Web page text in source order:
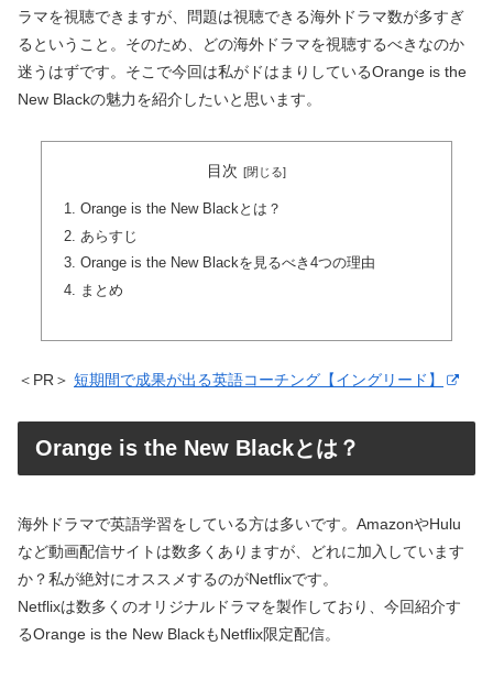
ラマを視聴できますが、問題は視聴できる海外ドラマ数が多すぎ
るということ。そのため、どの海外ドラマを視聴するべきなのか
迷うはずです。そこで今回は私がドはまりしているOrange is the
New Blackの魅力を紹介したいと思います。
目次
Orange is the New Blackとは？
あらすじ
Orange is the New Blackを見るべき4つの理由
まとめ
＜PR＞ 短期間で成果が出る英語コーチング【イングリード】
Orange is the New Blackとは？
海外ドラマで英語学習をしている方は多いです。AmazonやHulu
など動画配信サイトは数多くありますが、どれに加入しています
か？私が絶対にオススメするのがNetflixです。
Netflixは数多くのオリジナルドラマを製作しており、今回紹介す
るOrange is the New BlackもNetflix限定配信。